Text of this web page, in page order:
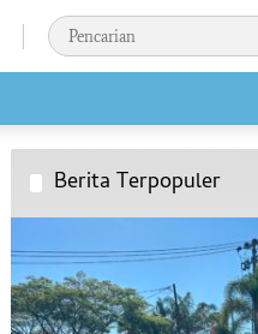
Berita Terpopuler